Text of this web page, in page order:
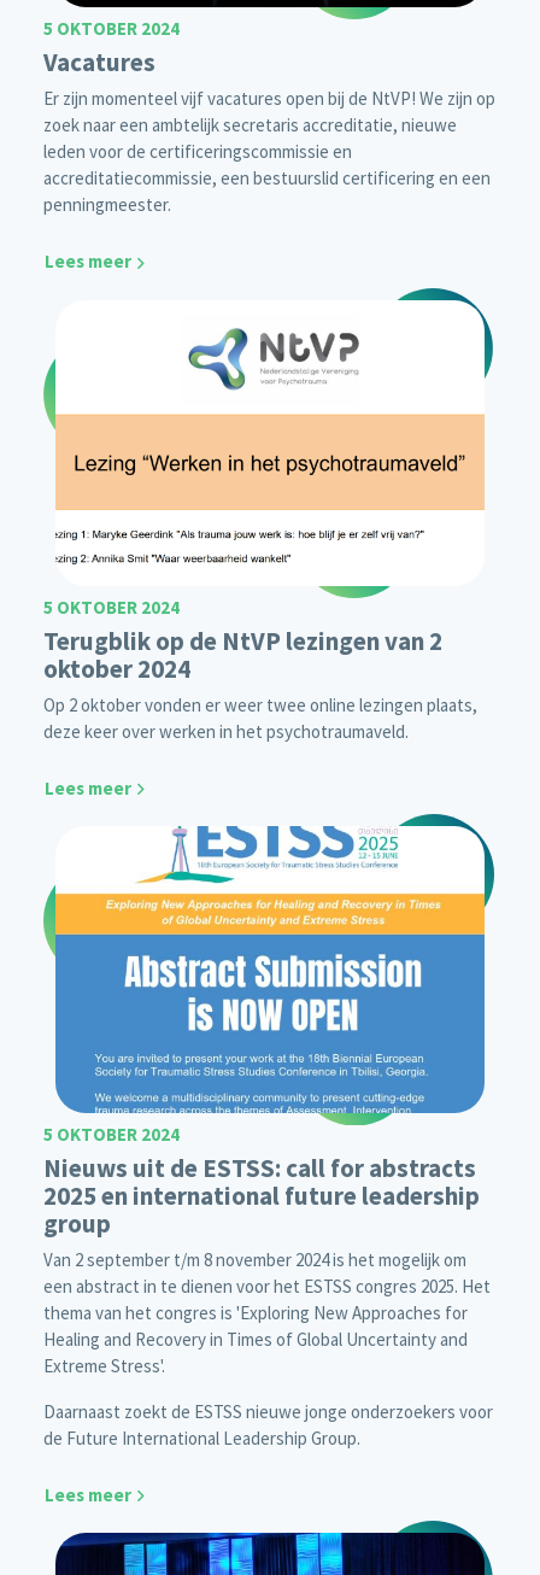
5 OKTOBER 2024
Vacatures
Er zijn momenteel vijf vacatures open bij de NtVP! We zijn op
zoek naar een ambtelijk secretaris accreditatie, nieuwe
leden voor de certificeringscommissie en
accreditatiecommissie, een bestuurslid certificering en een
penningmeester.
Lees meer
5 OKTOBER 2024
Terugblik op de NtVP lezingen van 2
oktober 2024
Op 2 oktober vonden er weer twee online lezingen plaats,
deze keer over werken in het psychotraumaveld.
Lees meer
5 OKTOBER 2024
Nieuws uit de ESTSS: call for abstracts
2025 en international future leadership
group
Van 2 september t/m 8 november 2024 is het mogelijk om
een abstract in te dienen voor het ESTSS congres 2025. Het
thema van het congres is 'Exploring New Approaches for
Healing and Recovery in Times of Global Uncertainty and
Extreme Stress'.
Daarnaast zoekt de ESTSS nieuwe jonge onderzoekers voor
de Future International Leadership Group.
Lees meer